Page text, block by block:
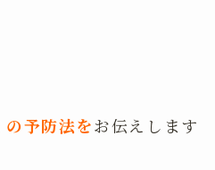
の予防法をお伝えします